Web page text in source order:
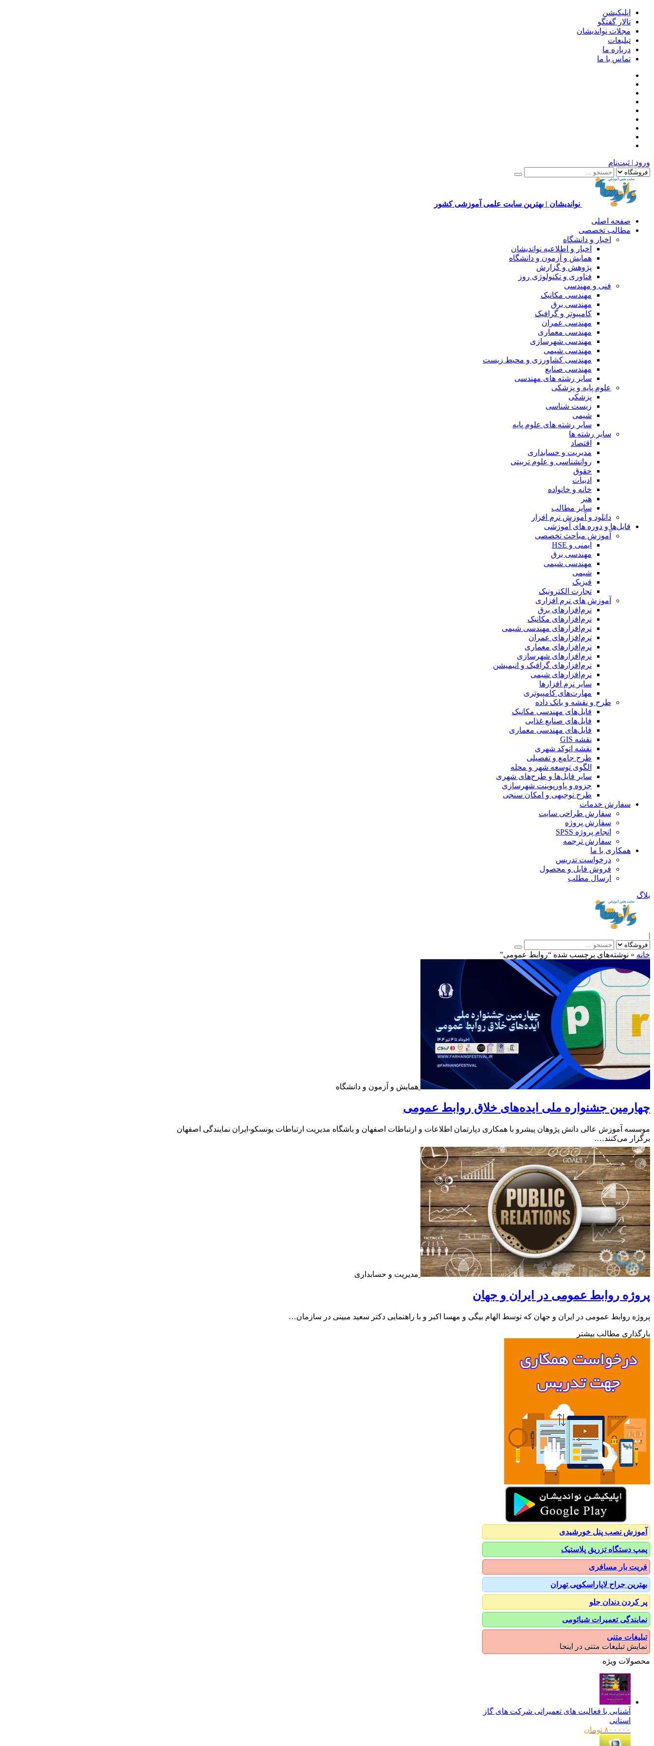
اپلیکیشن
تالار گفتگو
مجلات نواندیشان
تبلیغات
درباره ما
تماس با ما
ورود | ثبت‌نام
نواندیشان | بهترین سایت علمی آموزشی کشور
صفحه اصلی
مطالب تخصصی
اخبار و دانشگاه
اخبار و اطلاعیه نواندیشان
همایش و آزمون و دانشگاه
پژوهش و گزارش
فناوری و تکنولوژی روز
فنی و مهندسی
مهندسی مکانیک
مهندسی برق
کامپیوتر و گرافیک
مهندسی عمران
مهندسی معماری
مهندسی شهرسازی
مهندسی شیمی
مهندسی کشاورزی و محیط زیست
مهندسی صنایع
سایر رشته های مهندسی
علوم پایه و پزشکی
پزشکی
زیست شناسی
شیمی
سایر رشته های علوم پایه
سایر رشته ها
اقتصاد
مدیریت و حسابداری
روانشناسی و علوم تربیتی
حقوق
ادبیات
خانه و خانواده
هنر
سایر مطالب
دانلود و آموزش نرم افزار
فایل‌ها و دوره های آموزشی
آموزش مباحث تخصصی
ایمنی و HSE
مهندسی برق
مهندسی شیمی
شیمی
فیزیک
تجارت الکترونیک
آموزش های نرم افزاری
نرم‌افزارهای برق
نرم‌افزارهای مکانیک
نرم‌افزارهای مهندسی شیمی
نرم‌افزارهای عمران
نرم‌افزارهای معماری
نرم‌افزارهای شهرسازی
نرم‌افزارهای گرافیک و انیمیشن
نرم‌افزارهای شیمی
سایر نرم افزارها
مهارت‌های کامپیوتری
طرح و نقشه و بانک داده
فایل‌های مهندسی مکانیک
فایل‌های صنایع غذایی
فایل‌های مهندسی معماری
نقشه GIS
نقشه اتوکد شهری
طرح جامع و تفصیلی
الگوی توسعه شهر و محله
سایر فایل‌ها و طرح‌های شهری
جزوه و پاورپوینت شهرسازی
طرح توجیهی و امکان سنجی
سفارش خدمات
سفارش طراحی سایت
سفارش پروژه
انجام پروژه SPSS
سفارش ترجمه
همکاری با ما
درخواست تدریس
فروش فایل و محصول
ارسال مطلب
بلاگ
|
خانه » نوشته‌های برچسب شده “روابط عمومی”
همایش و آزمون و دانشگاه
چهارمین جشنواره ملی ایده‌های خلاق روابط عمومی
موسسه آموزش عالی دانش پژوهان پیشرو با همکاری دپارتمان اطلاعات و ارتباطات اصفهان و باشگاه مدیریت ارتباطات یونسکو-ایران نمایندگی اصفهان
برگزار می‌کنند….
مدیریت و حسابداری
پروژه روابط عمومی در ایران و جهان
پروژه روابط عمومی در ایران و جهان که توسط الهام بیگی و مهسا اکبر و با راهنمایی دکتر سعید مبینی در سازمان…
بارگذاری مطالب بیشتر
آموزش نصب پنل خورشیدی
پمپ دستگاه تزریق پلاستیک
فریت بار مسافری
بهترین جراح لاپاراسکوپی تهران
پر کردن دندان جلو
نمایندگی تعمیرات شیائومی
تبلیغات متنی
نمایش تبلیغات متنی در اینجا
محصولات ویژه
آشنایی با فعالیت های تعمیراتی شرکت های گاز
استانی
۸۰۰۰۰۰ تومان